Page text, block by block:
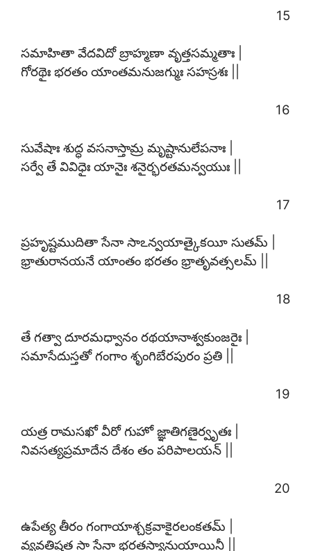
15
సమాహితా వేదవిదో బ్రాహ్మణా వృత్తసమ్మతాః |
గోరథైః భరతం యాంతమనుజగ్ముః సహస్రశః ||
16
సువేషాః శుద్ధ వసనాస్తామ్ర మృష్టానులేపనాః |
సర్వే తే వివిధైః యానైః శనైర్భరతమన్వయుః ||
17
ప్రహృష్టముదితా సేనా సాఽన్వయాత్కైకయీ సుతమ్ |
భ్రాతురానయనే యాంతం భరతం భ్రాతృవత్సలమ్ ||
18
తే గత్వా దూరమధ్వానం రథయానాశ్వకుంజరైః |
సమాసేదుస్తతో గంగాం శృంగిబేరపురం ప్రతి ||
19
యత్ర రామసఖో వీరో గుహో జ్ఞాతిగణైర్వృతః |
నివసత్యప్రమాదేన దేశం తం పరిపాలయన్ ||
20
ఉపేత్య తీరం గంగాయాశ్చక్రవాకైరలంకతమ్ |
వ్యవతిష్ఠత సా సేనా భరతస్యానుయాయినీ ||